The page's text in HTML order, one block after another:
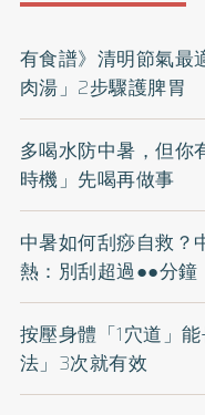
有食譜》清明節氣最
肉湯」2步驟護脾胃
多喝水防中暑，但你
時機」先喝再做事
中暑如何刮痧自救？
熱：別刮超過●●分鐘
按壓身體「1穴道」
法」3次就有效